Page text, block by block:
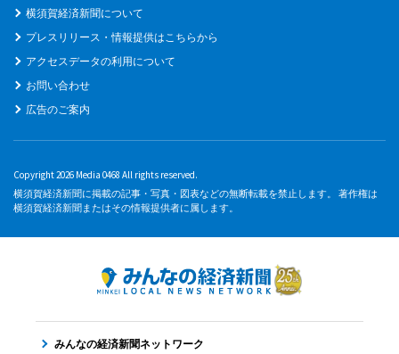
横須賀経済新聞について
プレスリリース・情報提供はこちらから
アクセスデータの利用について
お問い合わせ
広告のご案内
Copyright 2026 Media 0468 All rights reserved.
横須賀経済新聞に掲載の記事・写真・図表などの無断転載を禁止します。 著作権は
横須賀経済新聞またはその情報提供者に属します。
みんなの経済新聞ネットワーク